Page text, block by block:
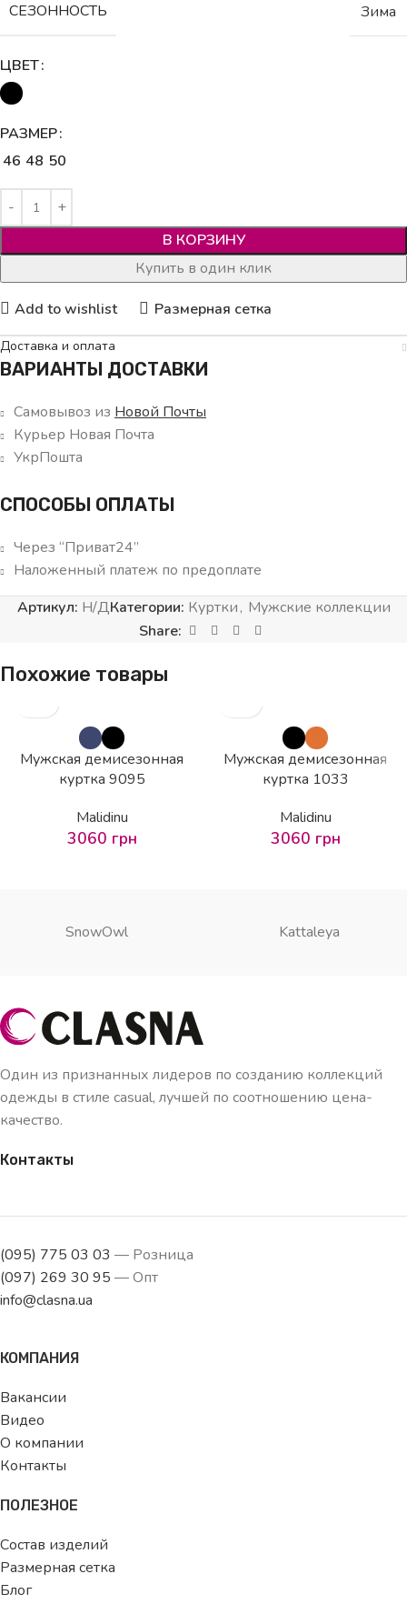
СЕЗОННОСТЬ Зима
ЦВЕТ
РАЗМЕР
46 48 50
В КОРЗИНУ
Купить в один клик
Add to wishlist Размерная сетка
Доставка и оплата
ВАРИАНТЫ ДОСТАВКИ
Самовывоз из Новой Почты
Курьер Новая Почта
УкрПошта
СПОСОБЫ ОПЛАТЫ
Через “Приват24”
Наложенный платеж по предоплате
Артикул: Н/ДКатегории: Куртки, Мужские коллекции
Share:
Похожие товары
Мужская демисезонная
куртка 9095
Malidinu
3060 грн
Мужская демисезонная
куртка 1033
Malidinu
3060 грн
SnowOwl Kattaleya
Один из признанных лидеров по созданию коллекций
одежды в стиле casual, лучшей по соотношению цена-
качество.
Контакты
(095) 775 03 03 — Розница
(097) 269 30 95 — Опт
info@clasna.ua
КОМПАНИЯ
Вакансии
Видео
О компании
Контакты
ПОЛЕЗНОЕ
Состав изделий
Размерная сетка
Блог